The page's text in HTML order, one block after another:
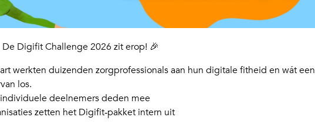
De Digifit Challenge 2026 zit erop! 🎉
werkten duizenden zorgprofessionals aan hun digitale fitheid en wát een
los.
deelnemers deden mee
zetten het Digifit‑pakket intern uit